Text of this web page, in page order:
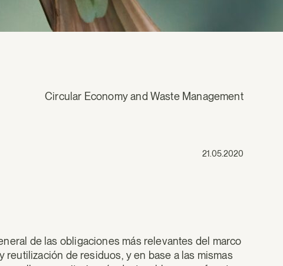
21.05.2020
Circular Economy and Waste Management
de las obligaciones más relevantes del marco
de residuos, y en base a las mismas